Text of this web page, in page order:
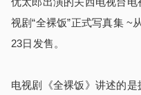
视剧“全裸饭”正式写真集 ~
23日发售。
电视剧《全裸饭》讲述的是